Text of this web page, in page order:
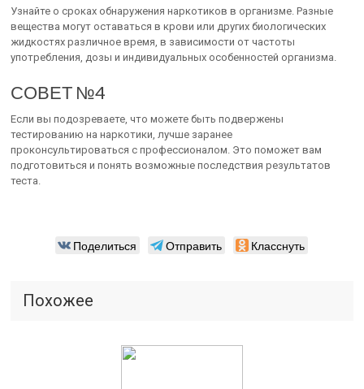
Узнайте о сроках обнаружения наркотиков в организме. Разные
вещества могут оставаться в крови или других биологических
жидкостях различное время, в зависимости от частоты
употребления, дозы и индивидуальных особенностей организма.
СОВЕТ №4
Если вы подозреваете, что можете быть подвержены
тестированию на наркотики, лучше заранее
проконсультироваться с профессионалом. Это поможет вам
подготовиться и понять возможные последствия результатов
теста.
Поделиться Отправить Класснуть
Похожее